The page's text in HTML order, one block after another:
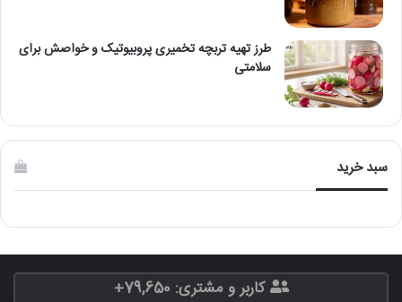
طرز تهیه تربچه تخمیری پروبیوتیک و خواصش برای
سلامتی
سبد خرید
کاربر و مشتری: 79,650+